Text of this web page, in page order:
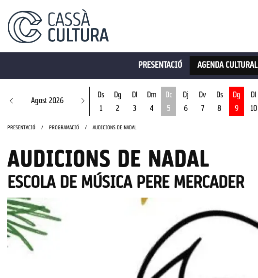
PRESENTACIÓ AGENDA CULTURAL
Agost 2026
Ds
1
Dg
2
Dl
3
Dm
4
Dc
5
Dj
6
Dv
7
Ds
8
Dg
9
Dl
10
PRESENTACIÓ PROGRAMACIÓ AUDICIONS DE NADAL
AUDICIONS DE NADAL
ESCOLA DE MÚSICA PERE MERCADER